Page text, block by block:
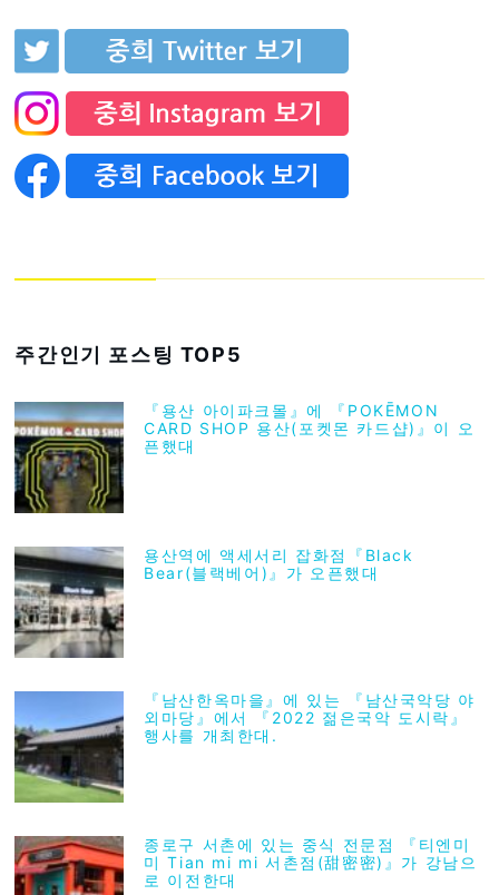
주간인기 포스팅 TOP5
『용산 아이파크몰』에 『POKĒMON
CARD SHOP 용산(포켓몬 카드샵)』이 오
픈했대
용산역에 액세서리 잡화점『Black
Bear(블랙베어)』가 오픈했대
『남산한옥마을』에 있는 『남산국악당 야
외마당』에서 『2022 젊은국악 도시락』
행사를 개최한대.
종로구 서촌에 있는 중식 전문점 『티엔미
미 Tian mi mi 서촌점(甜密密)』가 강남으
로 이전한대